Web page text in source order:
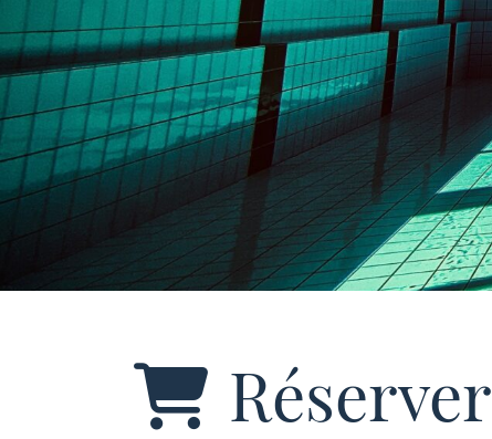
Réserver